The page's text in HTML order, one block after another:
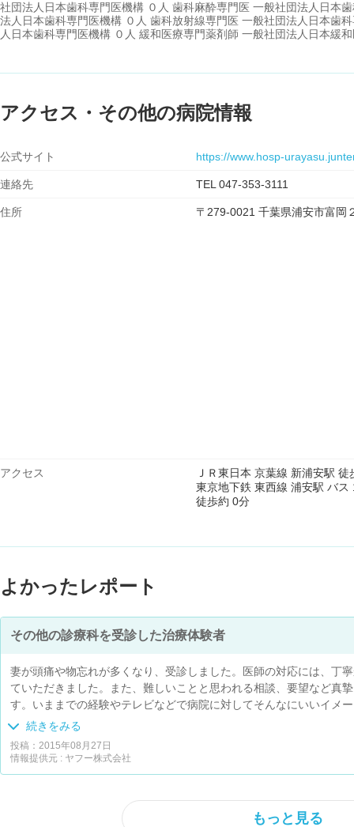
社団法人日本歯科専門医機構 ０人 歯科麻酔専門医 一般社団法人日本
法人日本歯科専門医機構 ０人 歯科放射線専門医 一般社団法人日本歯
人日本歯科専門医機構 ０人 緩和医療専門薬剤師 一般社団法人日本緩
アクセス・その他の病院情報
公式サイト https://www.hosp-
連絡先 TEL 047-353-3111
住所 〒279-0021 千葉県浦安市富岡
アクセス
ＪＲ東日本 京葉線 新浦安駅 徒
東京地下鉄 東西線 浦安駅 バ
徒歩約 0分
よかったレポート
その他の診療科を受診した治療体験者
妻が頭痛や物忘れが多くなり、受診しました。医師の対応には、丁
ていただきました。また、難しいことと思われる相談、要望など真
す。いままでの経験やテレビなどで病院に対してそんなにいいイメ
妻を支えていただいた主治医、まわりの先生達は違っていました。
続きをみる
投稿：2015年08月27日
情報提供元 : ヤフー株式会社
もっと見る